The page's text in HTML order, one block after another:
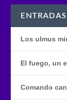
Los ulmus
El fuego, un
Comando